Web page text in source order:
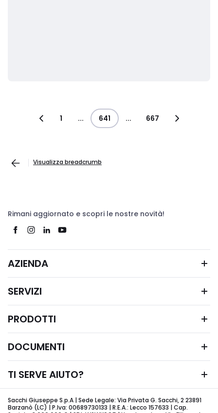
1 ... 641 ... 667
Visualizza breadcrumb
Rimani aggiornato e scopri le nostre novità!
AZIENDA
SERVIZI
PRODOTTI
DOCUMENTI
TI SERVE AIUTO?
Sacchi Giuseppe S.p.A | Sede Legale: Via Privata G. Sacchi, 2 23891
Barzanò (LC) | P.Iva: 00689730133 | R.E.A.: Lecco 157633 | Cap.